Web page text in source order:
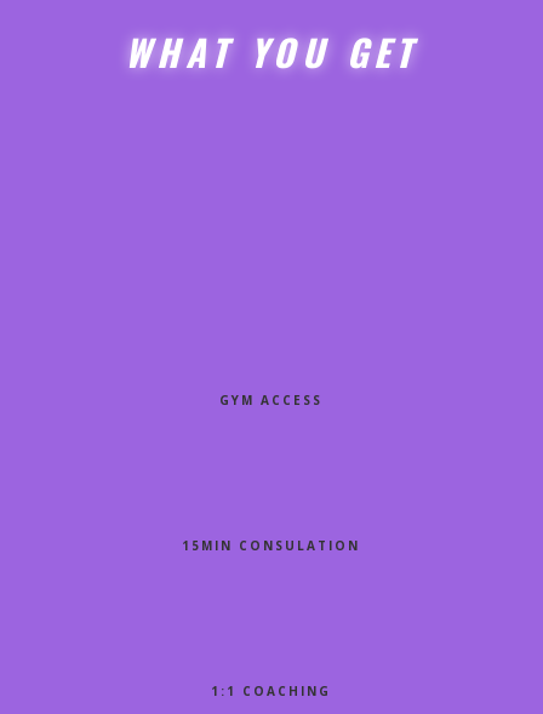
WHAT YOU GET
GYM ACCESS
15MIN CONSULATION
1:1 COACHING